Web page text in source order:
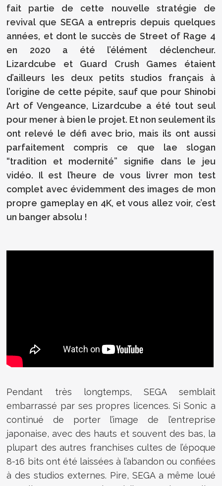
fait partie de cette nouvelle stratégie de
revival que SEGA a entrepris depuis quelques
années, et dont le succès de Street of Rage 4
en 2020 a été l’élément déclencheur.
Lizardcube et Guard Crush Games étaient
d’ailleurs les deux petits studios français à
l’origine de cette pépite, sauf que pour Shinobi
Art of Vengeance, Lizardcube a été tout seul
pour mener à bien le projet. Et non seulement ils
ont relevé le défi avec brio, mais ils ont aussi
parfaitement compris ce que lae slogan
“tradition et modernité” signifie dans le jeu
vidéo. Il est l’heure de vous livrer mon test
complet avec évidemment des images de mon
propre gameplay en 4K, et vous allez voir, c’est
un banger absolu !
Pendant très longtemps, SEGA semblait
embarrassé par ses propres licences. Si Sonic a
continué de porter l’image de l’entreprise
japonaise, avec des hauts et souvent des bas, la
plupart des autres franchises cultes de l’époque
8-16 bits ont été laissées à l’abandon ou confiées
à des studios externes. Pire, SEGA a même loué